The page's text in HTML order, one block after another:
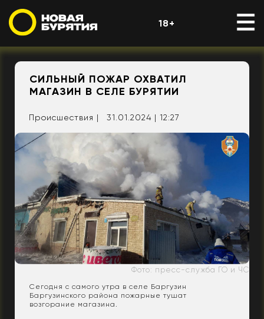
18+
СИЛЬНЫЙ ПОЖАР ОХВАТИЛ
МАГАЗИН В СЕЛЕ БУРЯТИИ
Происшествия | 31.01.2024 | 12:27
Фото: пресс-служба ГО и ЧС
Сегодня с самого утра в селе Баргузин
Баргузинского района пожарные тушат
возгорание магазина.